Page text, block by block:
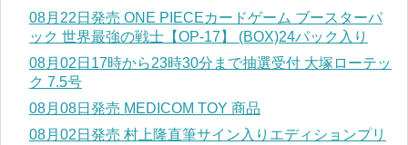
08月22日発売 ONE PIECEカードゲーム ブースターパ
ック 世界最強の戦士【OP-17】 (BOX)24パック入り
08月02日17時から23時30分まで抽選受付 大塚ローテッ
ク 7.5号
08月08日発売 MEDICOM TOY 商品
08月02日発売 村上隆直筆サイン入りエディションプリ